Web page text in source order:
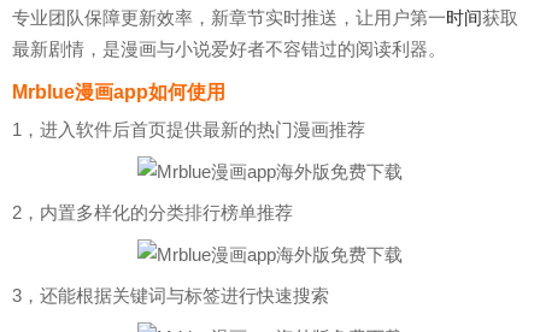
专业团队保障更新效率，新章节实时推送，让用户第一时间获取
最新剧情，是漫画与小说爱好者不容错过的阅读利器。
Mrblue漫画app如何使用
1，进入软件后首页提供最新的热门漫画推荐
2，内置多样化的分类排行榜单推荐
3，还能根据关键词与标签进行快速搜索